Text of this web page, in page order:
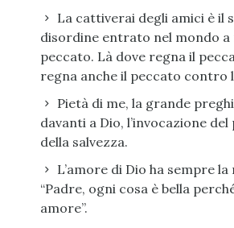
La cattiverai degli amici è il
disordine entrato nel mondo a
peccato. Là dove regna il
regna anche il peccato contro
Pietà di me, la grande
davanti a Dio, l’invocazione
della salvezza.
L’amore di Dio ha sempre la
“Padre, ogni cosa è bella
amore”.